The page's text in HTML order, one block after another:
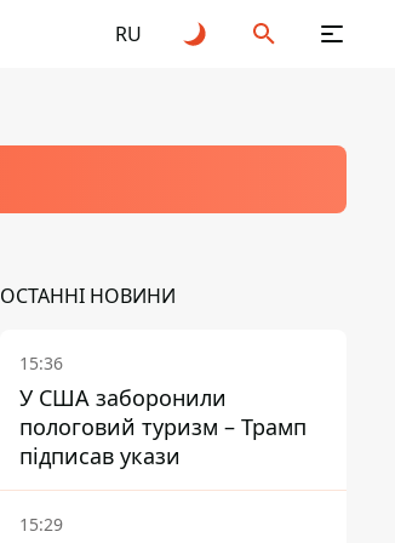
RU
ОСТАННІ НОВИНИ
15:36
У США заборонили
пологовий туризм – Трамп
підписав укази
15:29